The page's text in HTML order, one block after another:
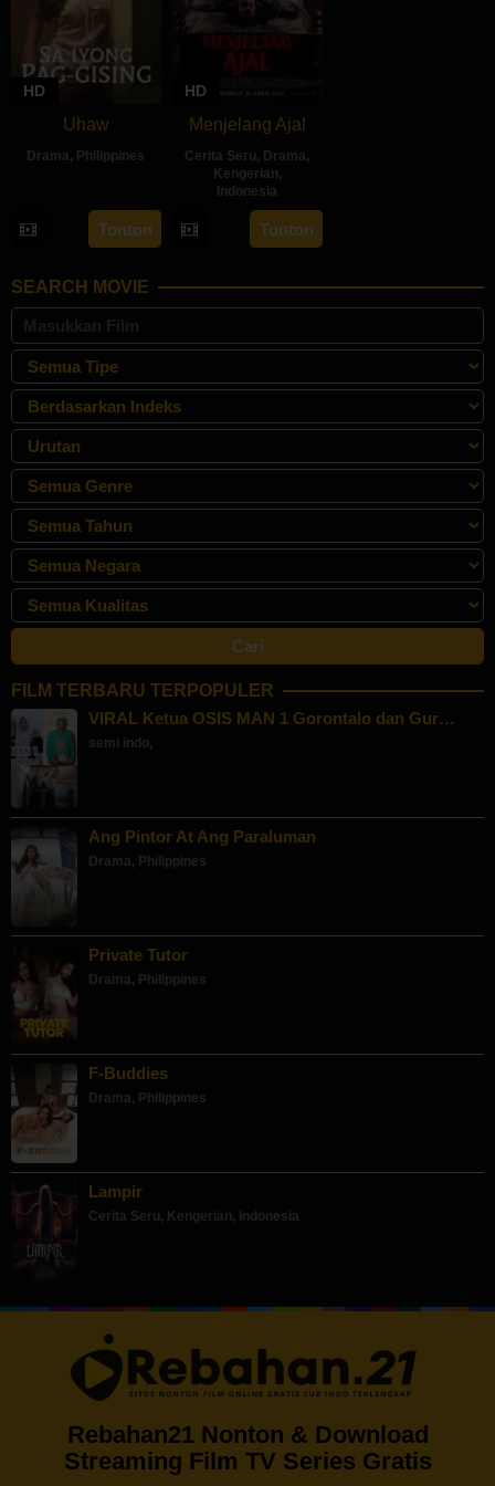
HD
Uhaw
Drama, Philippines
Aug
2024
Bonifacio
Tonton
HD
Menjelang Ajal
Cerita Seru, Drama,
Kengerian,
Indonesia
30
Apr
Hadrah
Daeng
Tonton
SEARCH MOVIE
FILM TERBARU TERPOPULER
VIRAL Ketua OSIS MAN 1 Gorontalo dan Gur…
semi indo,
Ang Pintor At Ang Paraluman
Drama, Philippines
Private Tutor
Drama, Philippines
F-Buddies
Drama, Philippines
Lampir
Cerita Seru, Kengerian, Indonesia
Rebahan21 Nonton & Download
Streaming Film TV Series Gratis